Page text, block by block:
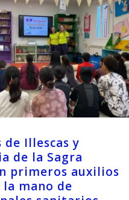
de Illescas y
de la Sagra
primeros auxilios
la mano de